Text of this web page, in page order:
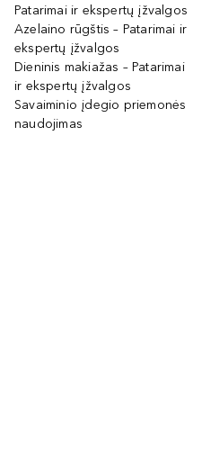
Patarimai ir ekspertų įžvalgos
Azelaino rūgštis – Patarimai ir
ekspertų įžvalgos
Dieninis makiažas – Patarimai
ir ekspertų įžvalgos
Savaiminio įdegio priemonės
naudojimas